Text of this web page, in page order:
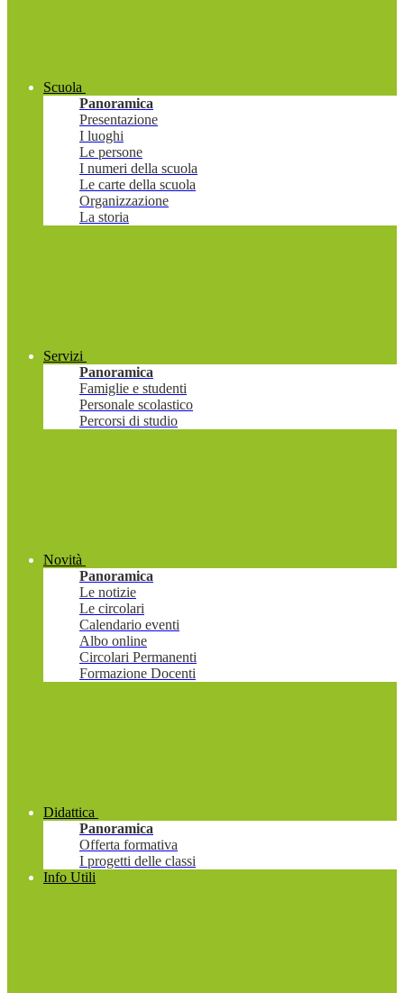
Scuola
Panoramica
Presentazione
I luoghi
Le persone
I numeri della scuola
Le carte della scuola
Organizzazione
La storia
Servizi
Panoramica
Famiglie e studenti
Personale scolastico
Percorsi di studio
Novità
Panoramica
Le notizie
Le circolari
Calendario eventi
Albo online
Circolari Permanenti
Formazione Docenti
Didattica
Panoramica
Offerta formativa
I progetti delle classi
Info Utili